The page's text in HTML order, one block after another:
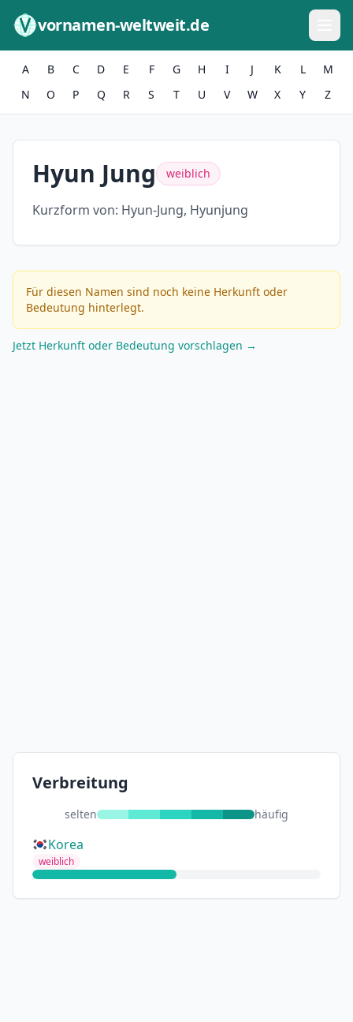
vornamen-weltweit.de
A B C D E F G H I J K L
M
N
O P Q R S T U V W X Y Z
Hyun Jung weiblich
Kurzform von: Hyun-Jung, Hyunjung
Für diesen Namen sind noch keine Herkunft oder
Bedeutung hinterlegt.
Jetzt Herkunft oder Bedeutung vorschlagen →
Verbreitung
selten häufig
Korea
weiblich